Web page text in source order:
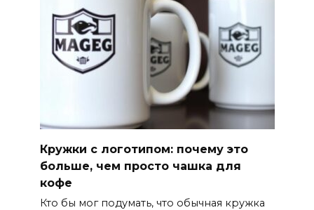
Кружки с логотипом: почему это
больше, чем просто чашка для
кофе
Кто бы мог подумать, что обычная кружка